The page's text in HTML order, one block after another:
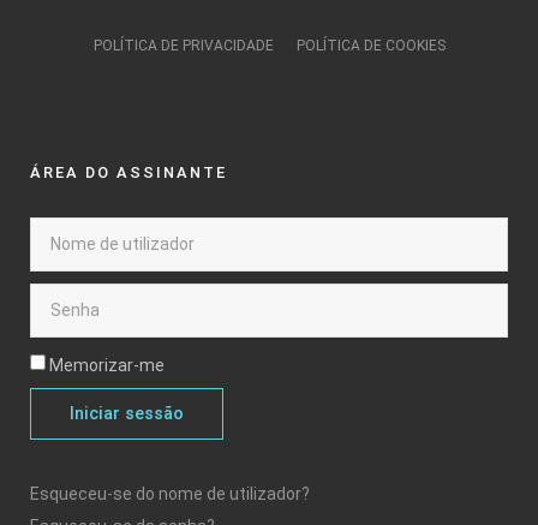
POLÍTICA DE PRIVACIDADE POLÍTICA DE COOKIES
ÁREA DO ASSINANTE
Memorizar-me
Iniciar sessão
Esqueceu-se do nome de utilizador?